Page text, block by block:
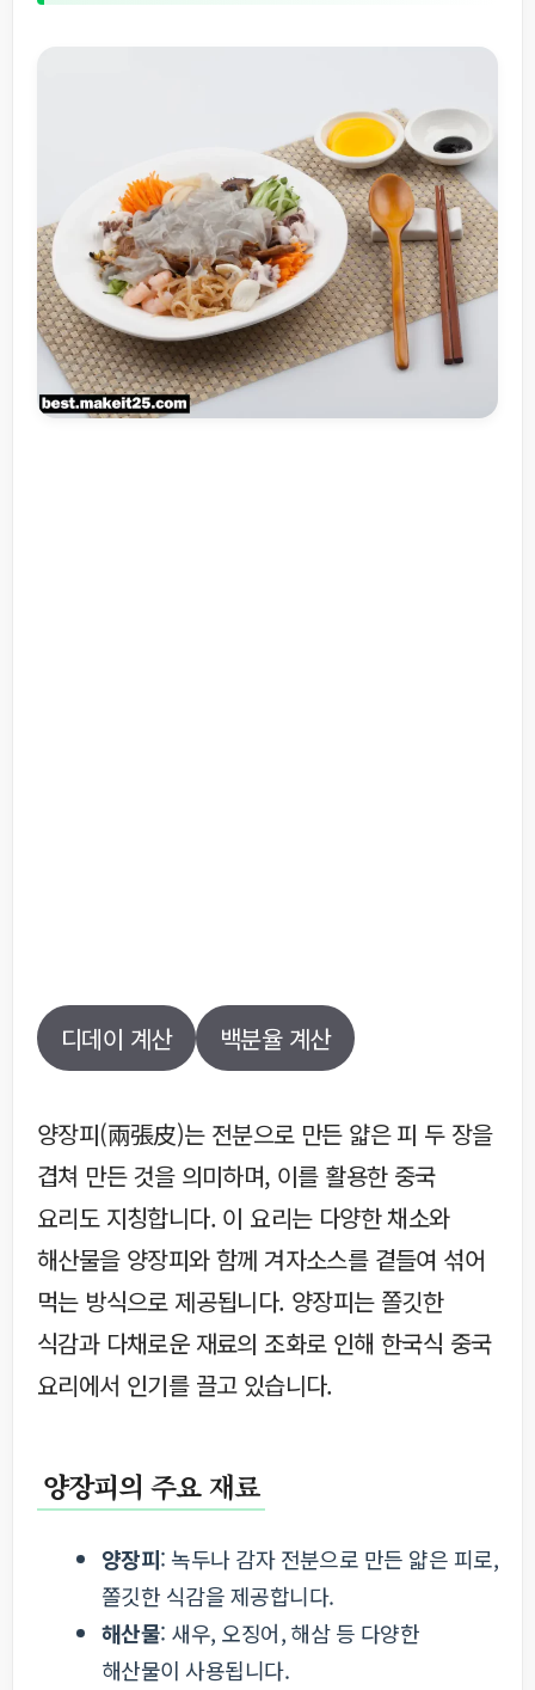
디데이 계산 백분율 계산
양장피(兩張皮)는 전분으로 만든 얇은 피 두 장을
겹쳐 만든 것을 의미하며, 이를 활용한 중국
요리도 지칭합니다. 이 요리는 다양한 채소와
해산물을 양장피와 함께 겨자소스를 곁들여 섞어
먹는 방식으로 제공됩니다. 양장피는 쫄깃한
식감과 다채로운 재료의 조화로 인해 한국식 중국
요리에서 인기를 끌고 있습니다.
양장피의 주요 재료
양장피: 녹두나 감자 전분으로 만든 얇은 피로,
쫄깃한 식감을 제공합니다.
해산물: 새우, 오징어, 해삼 등 다양한
해산물이 사용됩니다.